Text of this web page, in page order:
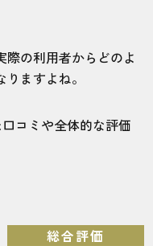
変化
を安くする？！キャ
際の利用者からどのよ
ますよね。
コミや全体的な評価
総合評価